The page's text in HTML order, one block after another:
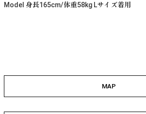
Model 身長165cm/体重58kg Lサイズ着用
MAP